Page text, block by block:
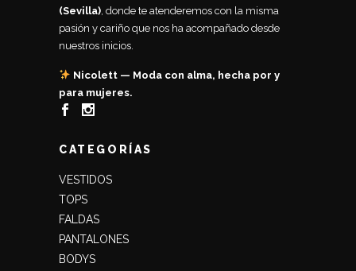
(Sevilla) , donde te atenderemos con la misma
pasión y cariño que nos ha acompañado desde
nuestros inicios.
Nicolett — Moda con alma, hecha por y
para mujeres.
CATEGORÍAS
VESTIDOS
TOPS
FALDAS
PANTALONES
BODYS